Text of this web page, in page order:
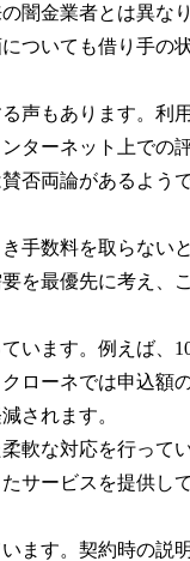
闇金業者とは異な
ついても借り手の
声もあります。利
ターネット上での
否両論があるようで
手数料を取らない
を最優先に考え、
います。例えば、
ローネでは申込額
されます。
軟な対応を行って
サービスを提供し
ます。契約時の説